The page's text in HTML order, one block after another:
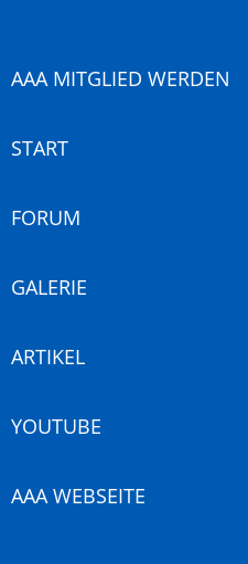
AAA MITGLIED WERDEN
START
FORUM
GALERIE
ARTIKEL
YOUTUBE
AAA WEBSEITE